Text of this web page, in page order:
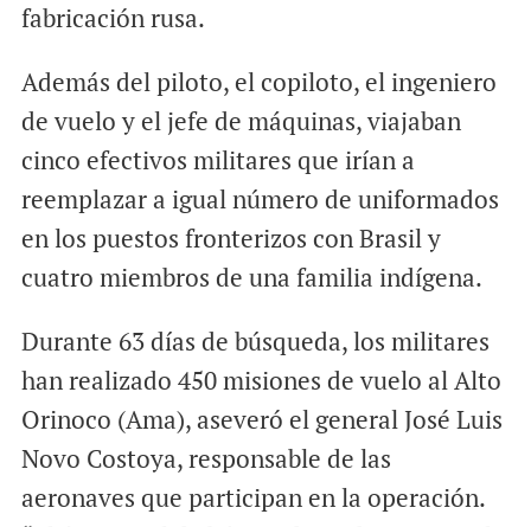
fabricación rusa.
Además del piloto, el copiloto, el ingeniero
de vuelo y el jefe de máquinas, viajaban
cinco efectivos militares que irían a
reemplazar a igual número de uniformados
en los puestos fronterizos con Brasil y
cuatro miembros de una familia indígena.
Durante 63 días de búsqueda, los militares
han realizado 450 misiones de vuelo al Alto
Orinoco (Ama), aseveró el general José Luis
Novo Costoya, responsable de las
aeronaves que participan en la operación.